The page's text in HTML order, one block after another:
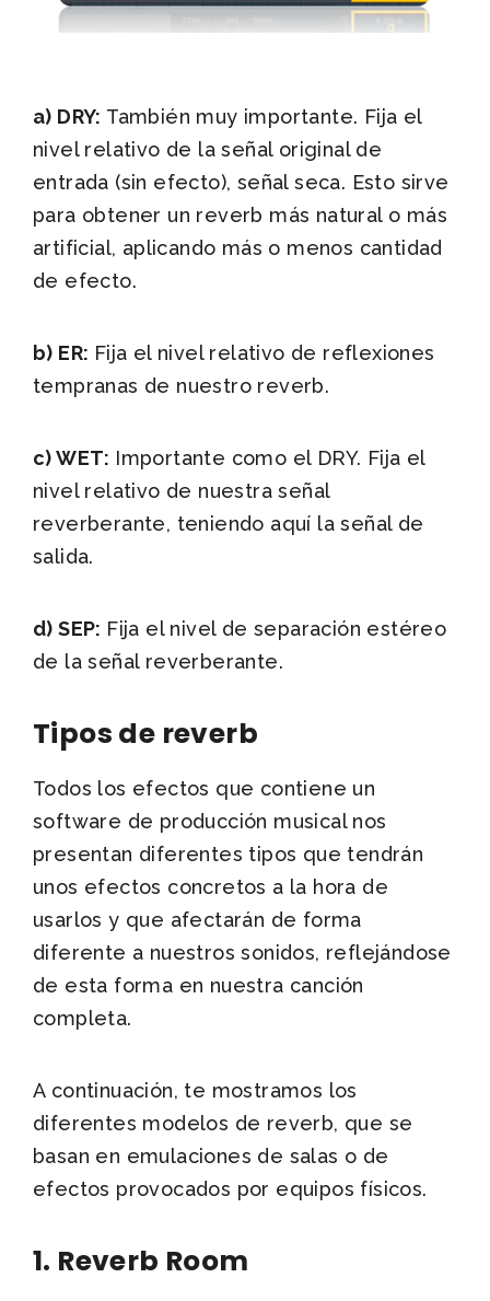
a) DRY: También muy importante. Fija el
nivel relativo de la señal original de
entrada (sin efecto), señal seca. Esto sirve
para obtener un reverb más natural o más
artificial, aplicando más o menos cantidad
de efecto.
b) ER: Fija el nivel relativo de reflexiones
tempranas de nuestro reverb.
c) WET: Importante como el DRY. Fija el
nivel relativo de nuestra señal
reverberante, teniendo aquí la señal de
salida.
d) SEP: Fija el nivel de separación estéreo
de la señal reverberante.
Tipos de reverb
Todos los efectos que contiene un
software de producción musical nos
presentan diferentes tipos que tendrán
unos efectos concretos a la hora de
usarlos y que afectarán de forma
diferente a nuestros sonidos, reflejándose
de esta forma en nuestra canción
completa.
A continuación, te mostramos los
diferentes modelos de reverb, que se
basan en emulaciones de salas o de
efectos provocados por equipos físicos.
1. Reverb Room